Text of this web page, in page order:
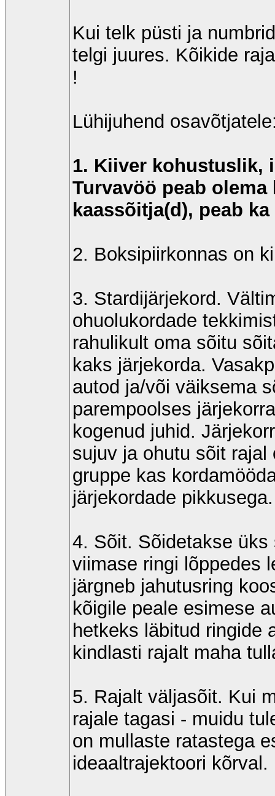
Kui telk püsti ja
telgi juures. Kõikide
!
Lühijuhend
1. Kiiver kohustuslik,
Turvavöö peab
kaassõitja(d), peab
2. Boksipiirkonnas on
3. Stardijärjekord.
ohuolukordade
rahulikult oma sõitu
kaks järjekorda.
autod ja/või väiksema
parempoolses
kogenud juhid.
sujuv ja ohutu sõit
gruppe kas
järjekordade pikkusega.
4. Sõit. Sõidetakse
viimase ringi lõppedes
järgneb jahutusring
kõigile peale esimese
hetkeks läbitud ringide
kindlasti rajalt maha
5. Rajalt väljasõit. Kui
rajale tagasi - muidu
on mullaste ratastega
ideaaltrajektoori kõrval.